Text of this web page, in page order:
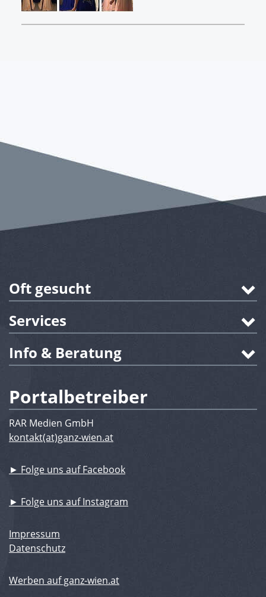
Oft gesucht
Services
Info & Beratung
Portalbetreiber
RAR Medien GmbH
kontakt(at)ganz-wien.at
► Folge uns auf Facebook
► Folge uns auf Instagram
Impressum
Datenschutz
Werben auf ganz-wien.at